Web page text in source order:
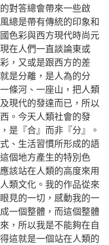
對答總會帶來一些啟
總是帶有傳統的印象和
色彩與西方現代時尚元
在人們一直談論東或
，又或是跟西方的差
是分離，是人為的分
條河、一座山，把人類
現代的發達而已，所以
。今天人類社會的發
是『合』而非『分』。
、生活習慣所形成的語
個地方產生的特別色
該站在人類的高度來用
類文化。我的作品從來
見的一切，感動我的一
一個整體，而這個整體
，所以我是不能夠在自
這就是一個站在人類的